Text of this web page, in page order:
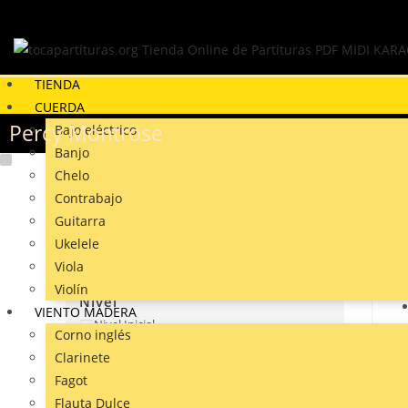
TIENDA
CUERDA
Bajo eléctrico
Banjo
Chelo
Contrabajo
Guitarra
Ukelele
Viola
Violín
VIENTO MADERA
Corno inglés
Clarinete
Fagot
Flauta Dulce
Percy Montrose
Filtrar productos
Cerrar
Filtros
Nivel
Nivel Inicial
Género
Popular/Tradicional